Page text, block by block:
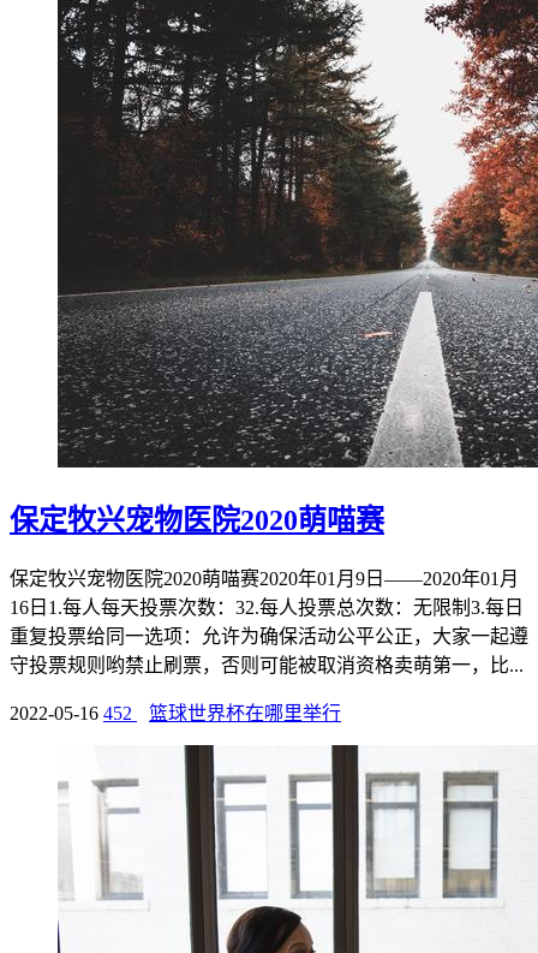
保定牧兴宠物医院2020萌喵赛
保定牧兴宠物医院2020萌喵赛2020年01月9日——2020年01月
16日1.每人每天投票次数：32.每人投票总次数：无限制3.每日
重复投票给同一选项：允许为确保活动公平公正，大家一起遵
守投票规则哟禁止刷票，否则可能被取消资格卖萌第一，比...
2022-05-16 452 篮球世界杯在哪里举行